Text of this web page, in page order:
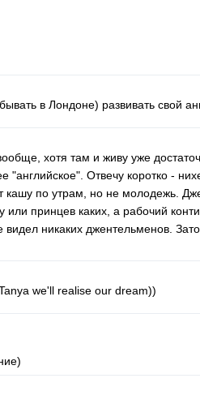
в Лондоне) развивать свой
хотя там и живу уже
"английское". Отвечу коротко -
по утрам, но не молодежь.
или принцев каких, а рабочий
никаких джентельменов.
we'll realise our dream))